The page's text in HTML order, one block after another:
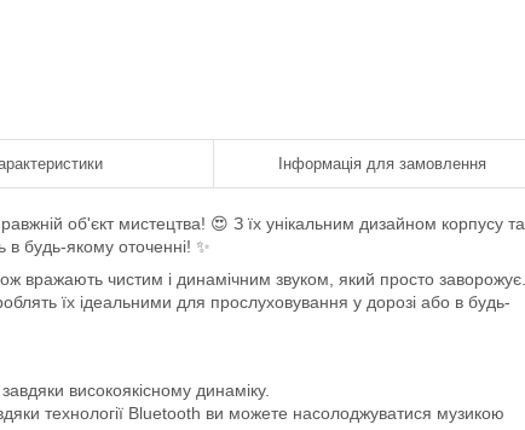
Інформація для замовлення
об'єкт мистецтва! 😍 З їх унікальним дизайном корпусу та
в будь-якому оточенні! ✨
чистим і динамічним звуком, який просто заворожує.
їх ідеальними для прослуховування у дорозі або в будь-
високоякісному динаміку.
технології Bluetooth ви можете насолоджуватися музикою